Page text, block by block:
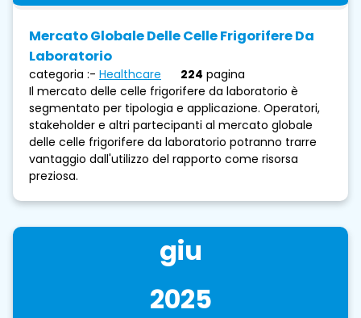
Mercato Globale Delle Celle Frigorifere Da
Laboratorio
categoria :- Healthcare 224 pagina
Il mercato delle celle frigorifere da laboratorio è
segmentato per tipologia e applicazione. Operatori,
stakeholder e altri partecipanti al mercato globale
delle celle frigorifere da laboratorio potranno trarre
vantaggio dall'utilizzo del rapporto come risorsa
preziosa.
giu
2025